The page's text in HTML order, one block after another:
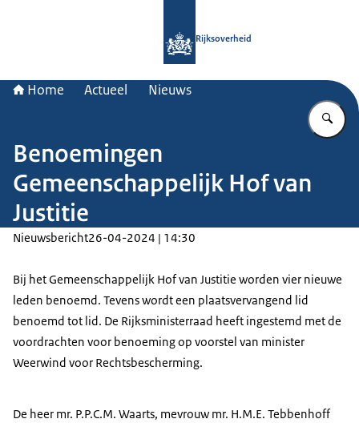
Rijksoverheid
Home Actueel Nieuws
Benoemingen
Gemeenschappelijk Hof van
Justitie
Nieuwsbericht26-04-2024 | 14:30
Bij het Gemeenschappelijk Hof van Justitie worden vier nieuwe
leden benoemd. Tevens wordt een plaatsvervangend lid
benoemd tot lid. De Rijksministerraad heeft ingestemd met de
voordrachten voor benoeming op voorstel van minister
Weerwind voor Rechtsbescherming.
De heer mr. P.P.C.M. Waarts, mevrouw mr. H.M.E. Tebbenhoff